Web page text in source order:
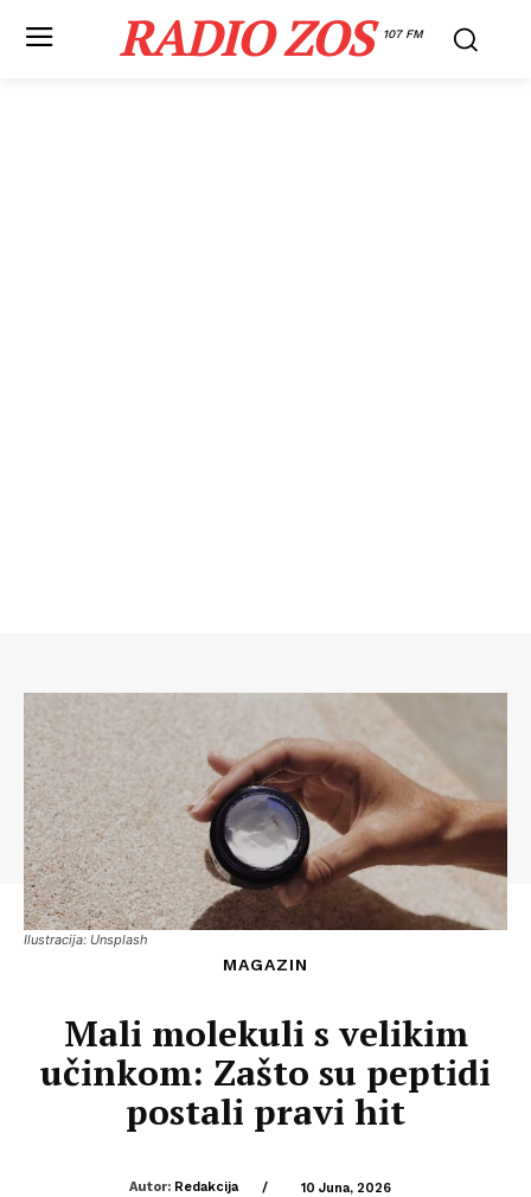
RADIO ZOS 107 FM
Ilustracija: Unsplash
MAGAZIN
Mali molekuli s velikim
učinkom: Zašto su peptidi
postali pravi hit
Autor: Redakcija / 10 Juna, 2026